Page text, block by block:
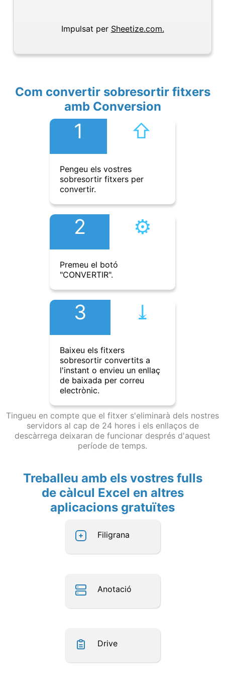
Impulsat per Sheetize.com.
Com convertir sobresortir fitxers
amb Conversion
1 ⇧︎
Pengeu els vostres
sobresortir fitxers per
convertir.
2 ⚙︎
Premeu el botó
"CONVERTIR".
3 ⤓︎
Baixeu els fitxers
sobresortir convertits a
l'instant o envieu un enllaç
de baixada per correu
electrònic.
Tingueu en compte que el fitxer s'eliminarà dels nostres
servidors al cap de 24 hores i els enllaços de
descàrrega deixaran de funcionar després d'aquest
període de temps.
Treballeu amb els vostres fulls
de càlcul Excel en altres
aplicacions gratuïtes
Filigrana
Anotació
Drive